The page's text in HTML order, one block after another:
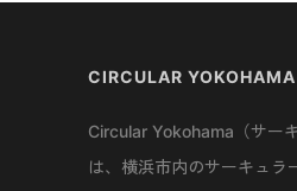
CIRCULAR YOKOHAMA
Circular Yokohama（サー
は、横浜市内のサーキュラ